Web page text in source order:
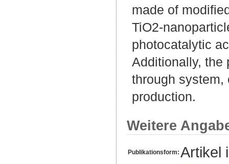
made of
TiO2-
photocatalytic
Additionally, the
through system,
production.
Weitere
Publikationsform: Artikel